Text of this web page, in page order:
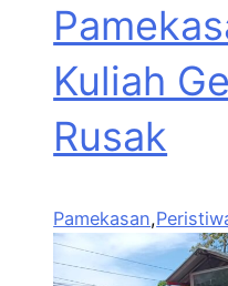
Kuliah
Rusak
Pamekasan,